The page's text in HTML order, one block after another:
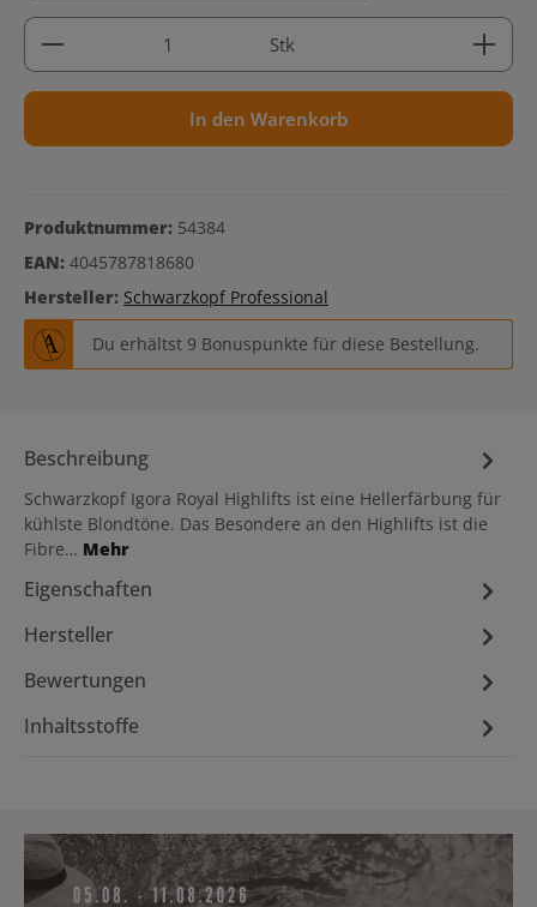
Produkt Anzahl: Gib den gewünschten Wert ein
Stk
In den Warenkorb
Produktnummer: 54384
EAN: 4045787818680
Hersteller: Schwarzkopf Professional
Du erhältst 9 Bonuspunkte für diese Bestellung.
Beschreibung
Schwarzkopf Igora Royal Highlifts ist eine Hellerfärbung für
kühlste Blondtöne. Das Besondere an den Highlifts ist die
Fibre… Mehr
Eigenschaften
Hersteller
Bewertungen
Inhaltsstoffe